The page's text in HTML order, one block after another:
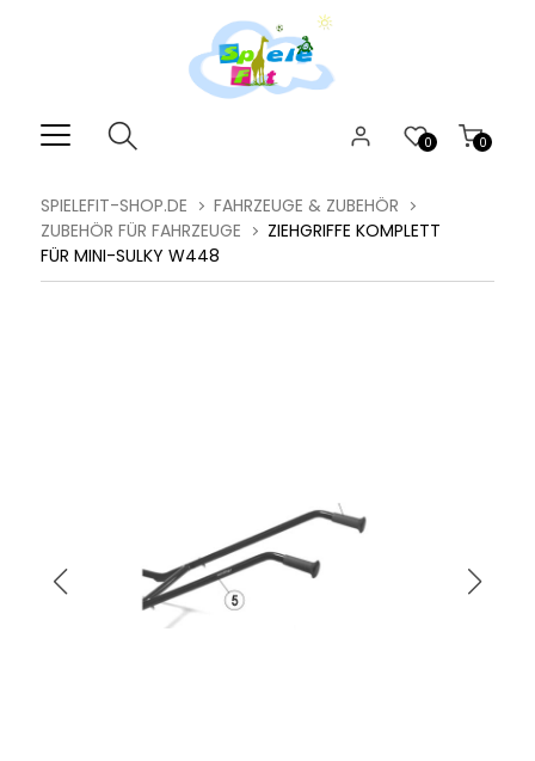
0
0
SPIELEFIT-SHOP.DE
FAHRZEUGE & ZUBEHÖR
ZUBEHÖR FÜR FAHRZEUGE
ZIEHGRIFFE KOMPLETT
FÜR MINI-SULKY W448